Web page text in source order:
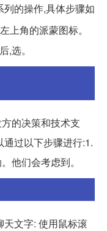
的操作,具体步骤如
上角的派蒙图标。
,选。
的决策和技术支
过以下步骤进行:1.
他们会考虑到。
文字: 使用鼠标滚